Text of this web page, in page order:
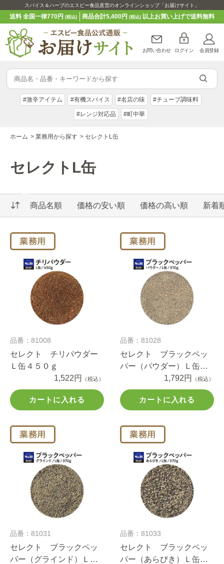
スパイス＆ハーブのエスビー食品直営のオンラインショップ「お届けサイト」
送料 全国一律770円(税込) 商品合計5,400円 (税込)以上お買い上げで送料無料
お問い合わせ ログイン 会員登録
#激辛アイテム #有機スパイス #名店の味 #チューブ調味料
#レンジ対応品 #町中華
ホーム > 業務用から探す > セレクトL缶
セレクトL缶
商品名順 価格の安い順 価格の高い順 新着
品番：81008
セレクト チリパウダー
Ｌ缶４５０ｇ
1,522円
（税込）
カートに入れる
品番：81028
セレクト ブラックペッ
パー（パウダー）Ｌ缶
1,792円 （税込）
カートに入れる
品番：81031
セレクト ブラックペッ
パー（グラインド）Ｌ缶
品番：81033
セレクト ブラックペッ
パー（あらびき）Ｌ缶